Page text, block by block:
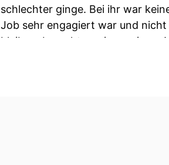
schlechter ginge. Bei ihr war
Job sehr engagiert war und
bleiben, braucht es ein gewisses
eines Sozialdienstes und einer